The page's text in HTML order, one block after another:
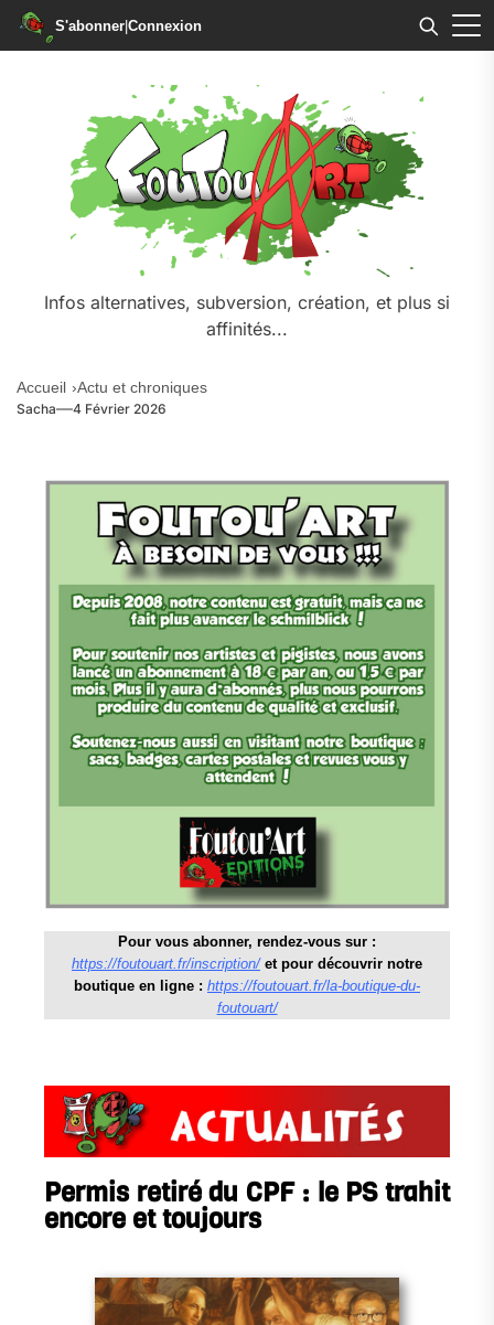
S'abonner|Connexion
Infos alternatives, subversion, création, et plus si
affinités...
Accueil Actu et chroniques
Sacha 4 Février 2026
Pour vous abonner, rendez-vous sur :
https://foutouart.fr/inscription/ et pour découvrir notre
boutique en ligne : https://foutouart.fr/la-boutique-du-
foutouart/
Permis retiré du CPF : le PS trahit
encore et toujours